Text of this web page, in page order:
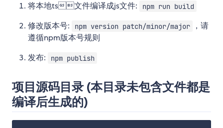
将本地ts文件编译成js文件: npm run build
修改版本号: npm version patch/minor/major
，请
遵循npm版本号规则
发布:
npm publish
项目源码目录 (本目录未包含文件都是
编译后生成的)